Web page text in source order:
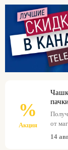
%
Акция
от
14